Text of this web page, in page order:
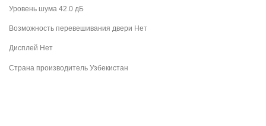
Уровень шума 42.0 дБ
Возможность перевешивания двери Нет
Дисплей Нет
Страна производитель Узбекистан